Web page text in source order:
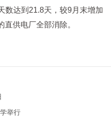
数达到21.8天，较9月末增加
供电厂全部消除。
举行